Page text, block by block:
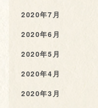
2020年7月
2020年6月
2020年5月
2020年4月
2020年3月